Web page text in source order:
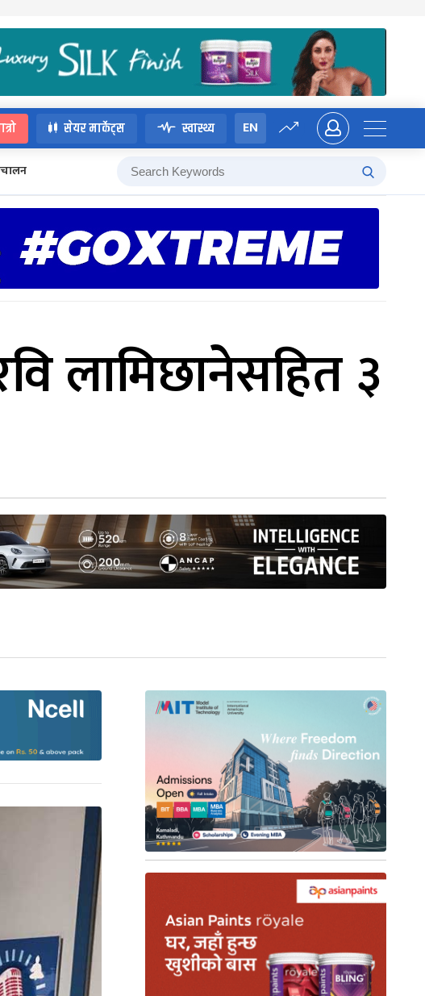
सेयर मार्केट्स स्वास्थ्य EN
लामिछानेसहित ३